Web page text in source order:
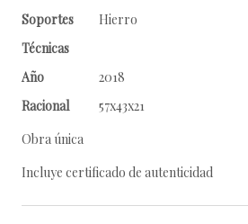
Soportes
Hierro
Técnicas
Año
2018
Racional
57x43x21
Obra única
Incluye certificado de autenticidad